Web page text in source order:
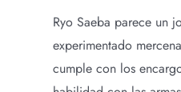
Ryo Saeba parece un
experimentado
cumple con los
cantidad